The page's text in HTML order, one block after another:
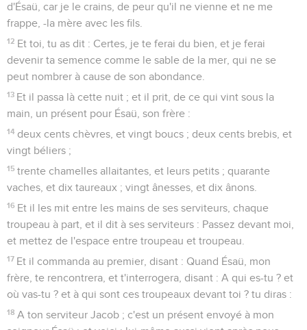
d'Ésaü, car je le crains, de peur qu'il ne vienne et ne me
frappe, -la mère avec les fils.
12 Et toi, tu as dit : Certes, je te ferai du bien, et je ferai
devenir ta semence comme le sable de la mer, qui ne se
peut nombrer à cause de son abondance.
13 Et il passa là cette nuit ; et il prit, de ce qui vint sous la
main, un présent pour Ésaü, son frère :
14 deux cents chèvres, et vingt boucs ; deux cents brebis, et
vingt béliers ;
15 trente chamelles allaitantes, et leurs petits ; quarante
vaches, et dix taureaux ; vingt ânesses, et dix ânons.
16 Et il les mit entre les mains de ses serviteurs, chaque
troupeau à part, et il dit à ses serviteurs : Passez devant moi,
et mettez de l'espace entre troupeau et troupeau.
17 Et il commanda au premier, disant : Quand Ésaü, mon
frère, te rencontrera, et t'interrogera, disant : A qui es-tu ? et
où vas-tu ? et à qui sont ces troupeaux devant toi ? tu diras :
18 A ton serviteur Jacob ; c'est un présent envoyé à mon